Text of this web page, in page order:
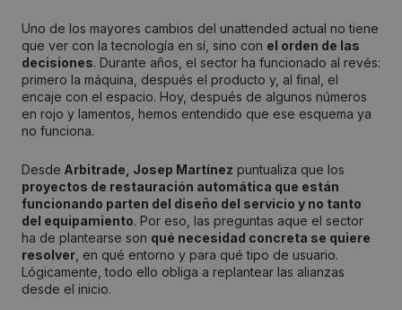
Uno de los mayores cambios del unattended actual no tiene
que ver con la tecnología en sí, sino con el orden de las
decisiones. Durante años, el sector ha funcionado al revés:
primero la máquina, después el producto y, al final, el
encaje con el espacio. Hoy, después de algunos números
en rojo y lamentos, hemos entendido que ese esquema ya
no funciona.
Desde Arbitrade, Josep Martínez puntualiza que los
proyectos de restauración automática que están
funcionando parten del diseño del servicio y no tanto
del equipamiento. Por eso, las preguntas aque el sector
ha de plantearse son qué necesidad concreta se quiere
resolver , en qué entorno y para qué tipo de usuario.
Lógicamente, todo ello obliga a replantear las alianzas
desde el inicio.